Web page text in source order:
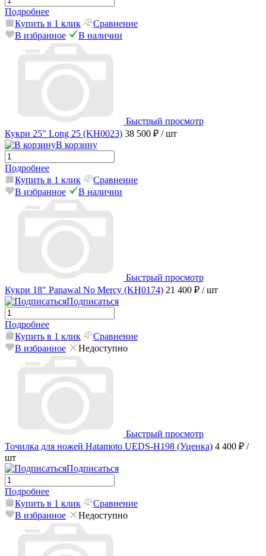
Подробнее
Купить в 1 клик
Сравнение
В избранное
В наличии
Быстрый просмотр
Кукри 25" Long 25 (KH0023) 38 500 ₽ / шт
В корзину
Подробнее
Купить в 1 клик
Сравнение
В избранное
В наличии
Быстрый просмотр
Кукри 18" Panawal No Mercy (KH0174) 21 400 ₽ / шт
Подписаться
Подробнее
Купить в 1 клик
Сравнение
В избранное
Недоступно
Быстрый просмотр
Точилка для ножей Hatamoto UEDS-H198 (Уценка) 4 400 ₽ /
шт
Подписаться
Подробнее
Купить в 1 клик
Сравнение
В избранное
Недоступно